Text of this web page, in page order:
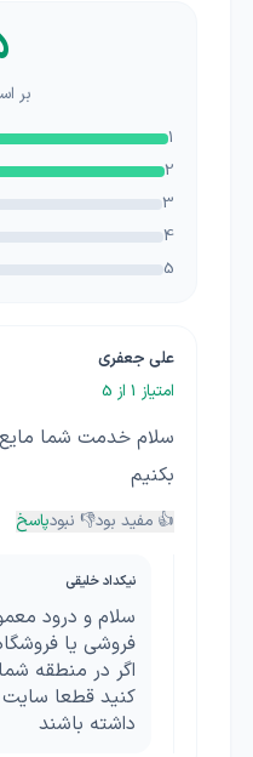
بر
1
2
3
4
5
علی جعفری
امتیاز 1 از 5
سلام خدمت شما مایع
بکنیم
👍 مفید بود👎 نبودپاسخ
نیکداد خلیقی
سلام و درود
فروشی یا
اگر در منطقه
کنید قطعا
داشته باشند